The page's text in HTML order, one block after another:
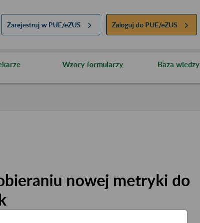
Zarejestruj w PUE/eZUS Zaloguj do PUE/eZUS
Wzory formularzy Baza wiedzy
nowej metryki do